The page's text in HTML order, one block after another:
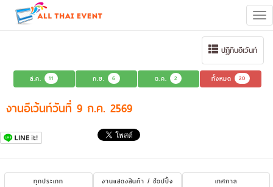
ปฏิทินอีเว้นท์
ส.ค. 11 ก.ย. 6 ต.ค. 2 ทั้งหมด 20
งานอีเว้นท์วันที่ 9 ก.ค. 2569
ทุกประเภท งานแสดงสินค้า / ช้อปปิ้ง
เทศกาล